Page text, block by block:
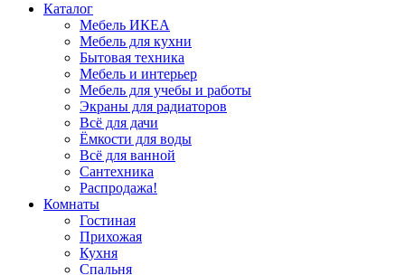
Каталог
Мебель ИКЕА
Мебель для кухни
Бытовая техника
Мебель и интерьер
Мебель для учебы и работы
Экраны для радиаторов
Всё для дачи
Ёмкости для воды
Всё для ванной
Сантехника
Распродажа!
Комнаты
Гостиная
Прихожая
Кухня
Спальня